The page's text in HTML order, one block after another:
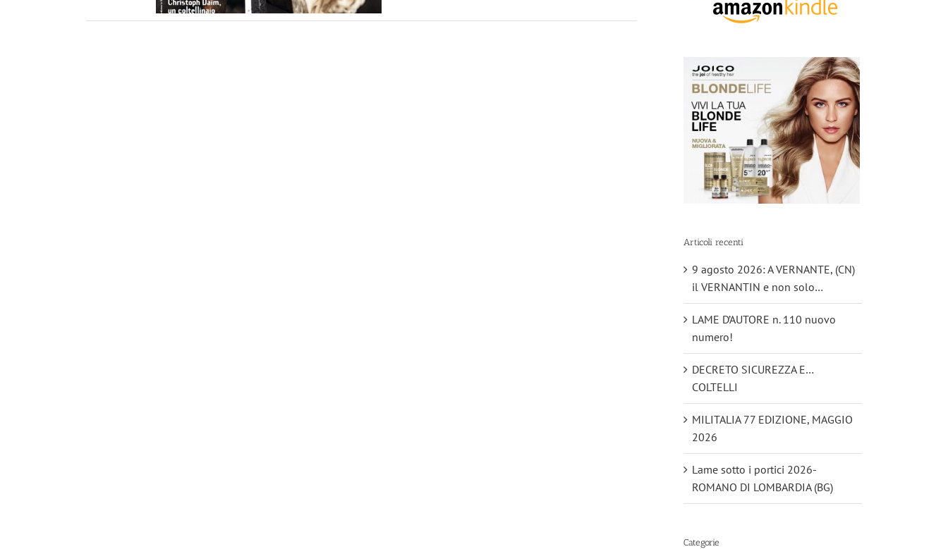
Articoli recenti
9 agosto 2026: A VERNANTE, (CN)
il VERNANTIN e non solo…
LAME D’AUTORE n. 110 nuovo
numero!
DECRETO SICUREZZA E…
COLTELLI
MILITALIA 77 EDIZIONE, MAGGIO
2026
Lame sotto i portici 2026-
ROMANO DI LOMBARDIA (BG)
Categorie